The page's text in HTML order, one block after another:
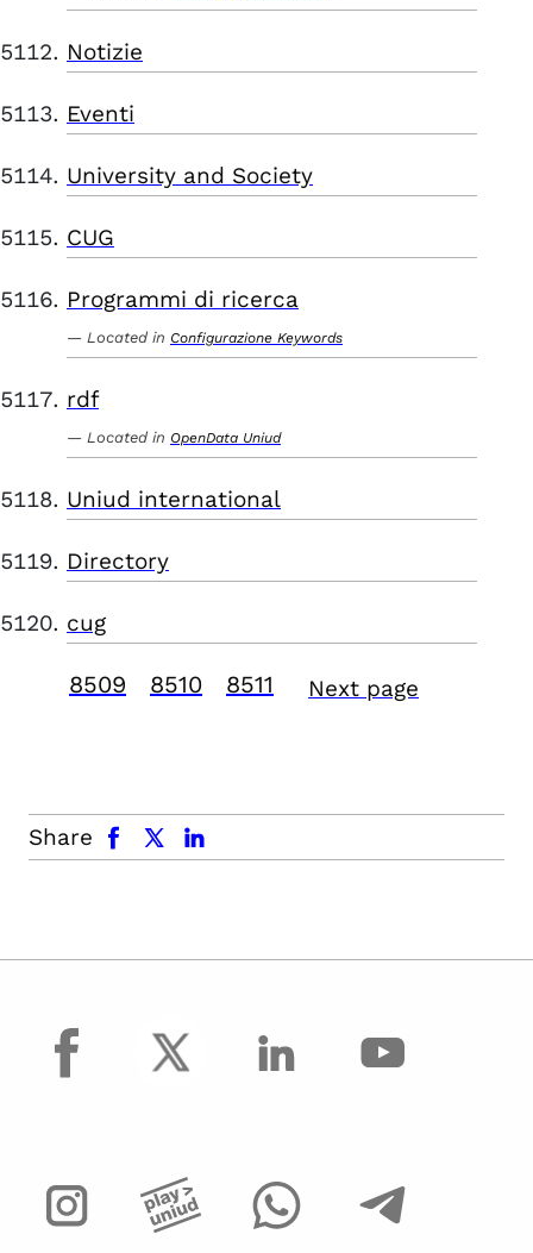
Notizie
Eventi
University and Society
CUG
Programmi di ricerca
Located in Configurazione Keywords
rdf
Located in OpenData Uniud
Uniud international
Directory
cug
8509 8510 8511 Next page
Share
facebook x.com linkedin
facebook